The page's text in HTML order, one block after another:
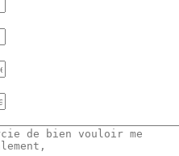
JJ
slash
AAAA
JJ
slash